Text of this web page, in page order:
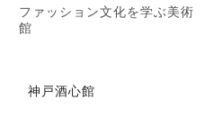
ファッション文化を学ぶ美術
館
神戸酒心館